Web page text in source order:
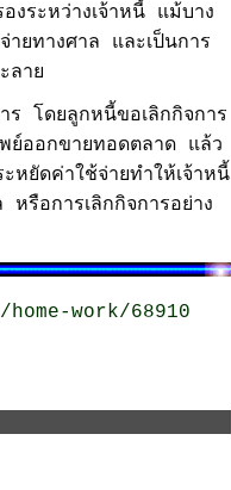
ระหว่างเจ้าหนี้ แม้บาง
ายทางศาล และเป็นการ
นการล้มละลาย
ร โดยลูกหนี้ขอเลิกกิจการ
ย์ออกขายทอดตลาด แล้ว
หยัดค่าใช้จ่ายทำให้เจ้าหนี้
หรือการเลิกกิจการอย่าง
work/68910